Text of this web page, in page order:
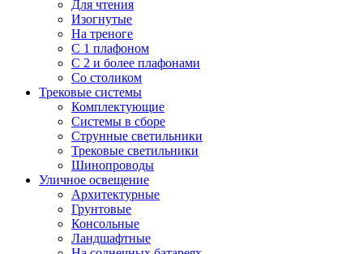
Для чтения
Изогнутые
На треноге
С 1 плафоном
С 2 и более плафонами
Со столиком
Трековые системы
Комплектующие
Системы в сборе
Струнные светильники
Трековые светильники
Шинопроводы
Уличное освещение
Архитектурные
Грунтовые
Консольные
Ландшафтные